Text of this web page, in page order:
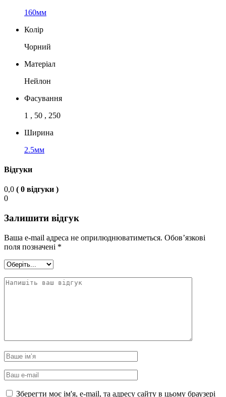
160мм
Колір
Чорний
Матеріал
Нейлон
Фасування
1 , 50 , 250
Ширина
2.5мм
Відгуки
0,0 ( 0 відгуки )
0
Залишити відгук
Ваша e-mail адреса не оприлюднюватиметься. Обов’язкові
поля позначені *
Зберегти моє ім'я, e-mail, та адресу сайту в цьому браузері